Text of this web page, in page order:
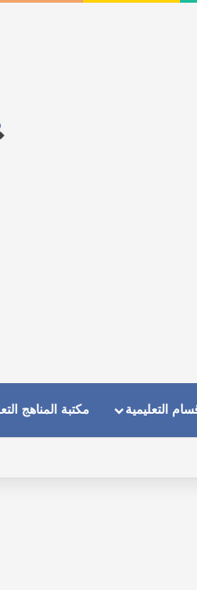
التعليمية مكتبة المناهج
استخدام السماعات عندما يكون